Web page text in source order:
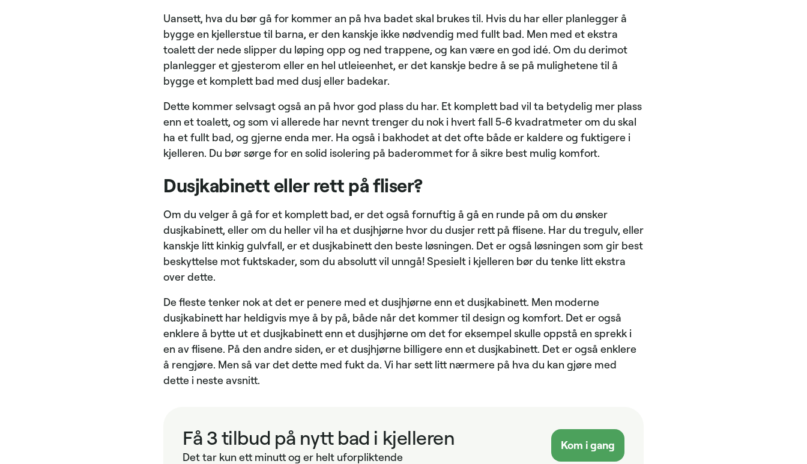
Uansett, hva du bør gå for kommer an på hva badet skal brukes til. Hvis du har eller planlegger å
bygge en kjellerstue til barna, er den kanskje ikke nødvendig med fullt bad. Men med et ekstra
toalett der nede slipper du løping opp og ned trappene, og kan være en god idé. Om du derimot
planlegger et gjesterom eller en hel utleieenhet, er det kanskje bedre å se på mulighetene til å
bygge et komplett bad med dusj eller badekar.
Dette kommer selvsagt også an på hvor god plass du har. Et komplett bad vil ta betydelig mer plass
enn et toalett, og som vi allerede har nevnt trenger du nok i hvert fall 5-6 kvadratmeter om du skal
ha et fullt bad, og gjerne enda mer. Ha også i bakhodet at det ofte både er kaldere og fuktigere i
kjelleren. Du bør sørge for en solid isolering på baderommet for å sikre best mulig komfort.
Dusjkabinett eller rett på fliser?
Om du velger å gå for et komplett bad, er det også fornuftig å gå en runde på om du ønsker
dusjkabinett, eller om du heller vil ha et dusjhjørne hvor du dusjer rett på flisene. Har du tregulv, eller
kanskje litt kinkig gulvfall, er et dusjkabinett den beste løsningen. Det er også løsningen som gir best
beskyttelse mot fuktskader, som du absolutt vil unngå! Spesielt i kjelleren bør du tenke litt ekstra
over dette.
De fleste tenker nok at det er penere med et dusjhjørne enn et dusjkabinett. Men moderne
dusjkabinett har heldigvis mye å by på, både når det kommer til design og komfort. Det er også
enklere å bytte ut et dusjkabinett enn et dusjhjørne om det for eksempel skulle oppstå en sprekk i
en av flisene. På den andre siden, er et dusjhjørne billigere enn et dusjkabinett. Det er også enklere
å rengjøre. Men så var det dette med fukt da. Vi har sett litt nærmere på hva du kan gjøre med
dette i neste avsnitt.
Få 3 tilbud på nytt bad i kjelleren
Det tar kun ett minutt og er helt uforpliktende
Kom i gang